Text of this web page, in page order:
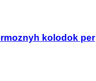
kolodok per